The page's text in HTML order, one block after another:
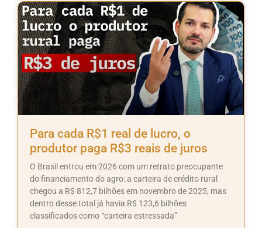
Para cada R$1 real de lucro, o
produtor paga R$3 reais de juros
O Brasil entrou em 2026 com um retrato preocupante
do financiamento do agro: a carteira de crédito rural
chegou a R$ 812,7 bilhões em novembro de 2025, mas
dentro desse total já havia R$ 123,6 bilhões
classificados como “carteira estressada”